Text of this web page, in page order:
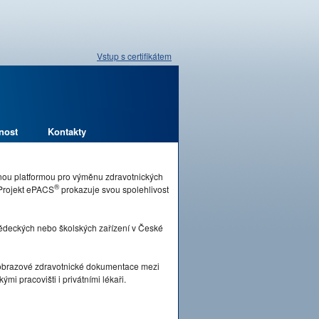
Vstup s certifikátem
Kontakty
platformou pro výměnu zdravotnických
ePACS®prokazuje svou spolehlivost
nebo školských zařízení v České
zdravotnické dokumentace mezi
pracovišti i privátními lékaři.